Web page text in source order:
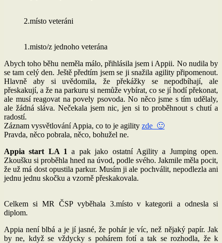
2.místo veteráni
1.misto/z jednoho veterána
Abych toho běhu neměla málo, přihlásila jsem i Appii. No nudila by
se tam celý den. Ještě předtím jsem se ji snažila agility připomenout.
Hlavně aby si uvědomila, že překážky se nepodbíhají, ale
přeskakují, a že na parkuru si nemůže vybírat, co se jí hodí překonat,
ale musí reagovat na povely psovoda. No něco jsme s tím udělaly,
ale žádná sláva. Nečekala jsem nic, jen si to proběhnout s chutí a
radostí.
Záznam vysvětlování Appia, co to je agility zde 🙂
Pravda, něco pobrala, něco, bohužel ne.
Appia start LA 1 a pak jako ostatní Agility a Jumping open.
Zkoušku si proběhla hned na úvod, podle svého. Jakmile měla pocit,
že už má dost opustila parkur. Musím ji ale pochválit, nepodlezla ani
jednu jednu skočku a vzorně přeskakovala.
Celkem si MR ČSP vyběhala 3.místo v kategorii a odnesla si
diplom.
Appia není blbá a je jí jasné, že pohár je víc, než nějaký papír. Jak
by ne, když se vždycky s pohárem fotí a tak se rozhodla, že k